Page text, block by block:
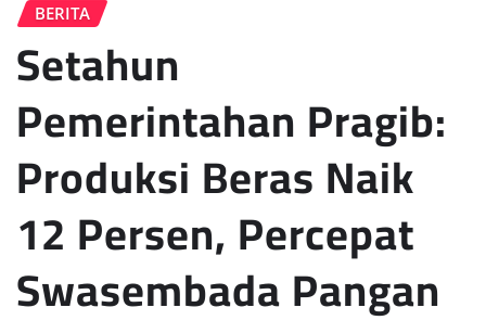
BERITA
Setahun
Pemerintahan Pragib:
Produksi Beras Naik
12 Persen, Percepat
Swasembada Pangan